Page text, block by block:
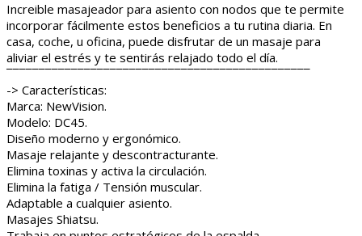
Increible masajeador para asiento con nodos que te permite
incorporar fácilmente estos beneficios a tu rutina diaria. En
casa, coche, u oficina, puede disfrutar de un masaje para
aliviar el estrés y te sentirás relajado todo el día.
¯¯¯¯¯¯¯¯¯¯¯¯¯¯¯¯¯¯¯¯¯¯¯¯¯¯¯¯¯¯¯¯¯¯¯¯¯¯¯¯¯¯¯¯¯¯¯
-> Características:
Marca: NewVision.
Modelo: DC45.
Diseño moderno y ergonómico.
Masaje relajante y descontracturante.
Elimina toxinas y activa la circulación.
Elimina la fatiga / Tensión muscular.
Adaptable a cualquier asiento.
Masajes Shiatsu.